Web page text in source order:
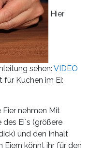
Hier
sehen: VIDEO
Kuchen im Ei:
Eier nehmen Mit
Ei´s (größere
und den Inhalt
könnt ihr für den